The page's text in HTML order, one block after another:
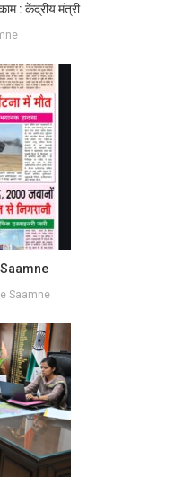
: केंद्रीय मंत्री
Saamne